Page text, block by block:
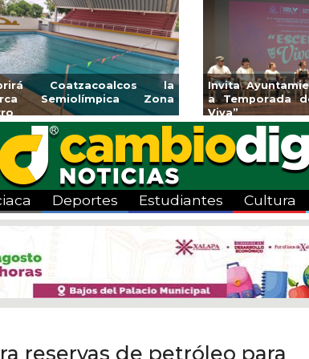
Emprendedores de Xalapa
exponen en Mercadito
Bicentenario
2026
Deportes Estudiantes Cultura
reservas de petróleo para